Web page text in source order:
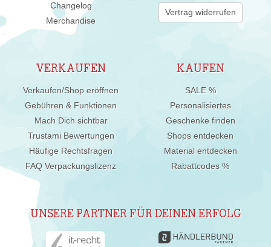
Changelog
Merchandise
Vertrag widerrufen
VERKAUFEN
Verkaufen/Shop eröffnen
Gebühren & Funktionen
Mach Dich sichtbar
Trustami Bewertungen
Häufige Rechtsfragen
FAQ Verpackungslizenz
KAUFEN
SALE %
Personalisiertes
Geschenke finden
Shops entdecken
Material entdecken
Rabattcodes %
UNSERE PARTNER FÜR DEINEN ERFOLG